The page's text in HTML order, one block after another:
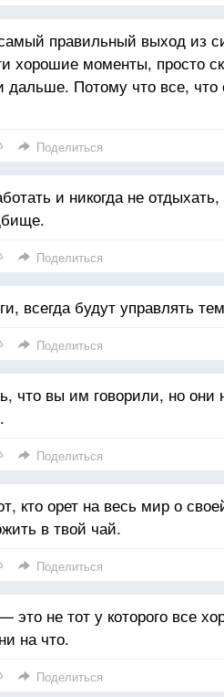
правильный выход из
хорошие моменты, просто
дальше. Потому что все,
Поделиться
и никогда не
Поделиться
всегда будут управлять
Поделиться
что вы им говорили, но они
Поделиться
кто орет на весь мир о
в твой чай.
Поделиться
не тот у которого все
на что.
Поделиться